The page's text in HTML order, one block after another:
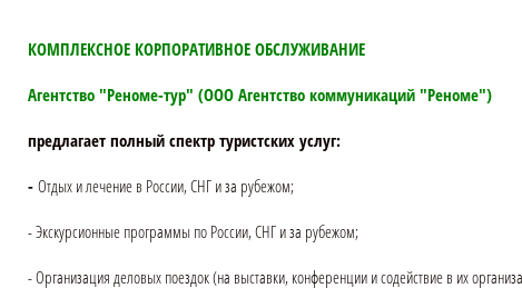
КОМПЛЕКСНОЕ КОРПОРАТИВНОЕ ОБСЛУЖИВАНИЕ
Агентство "Реноме-тур" (ООО Агентство коммуникаций "Реноме")
предлагает полный спектр туристских услуг:
- Отдых и лечение в России, СНГ и за рубежом;
- Экскурсионные программы по России, СНГ и за рубежом;
- Организация деловых поездок (на выставки, конференции и содействие в их